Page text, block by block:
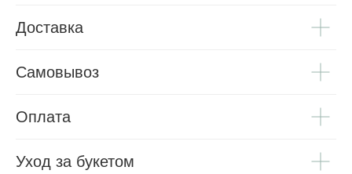
Доставка
Самовывоз
Оплата
Уход за букетом